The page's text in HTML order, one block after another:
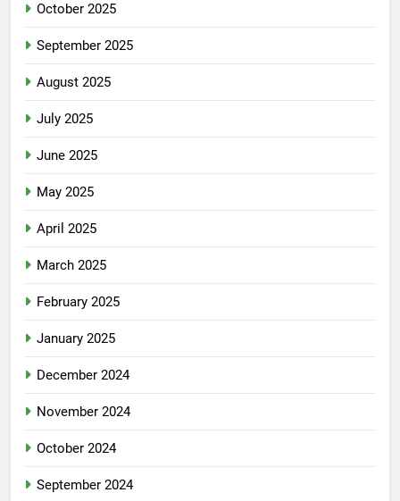
October 2025
September 2025
August 2025
July 2025
June 2025
May 2025
April 2025
March 2025
February 2025
January 2025
December 2024
November 2024
October 2024
September 2024